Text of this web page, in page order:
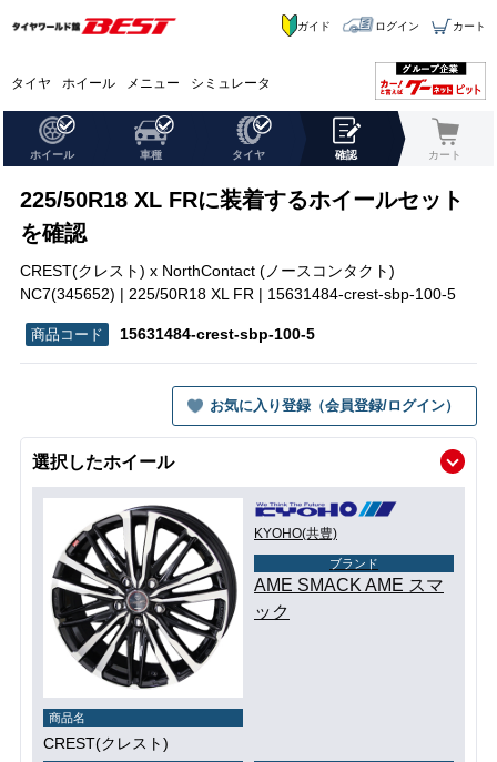
タイヤ ホイール メニュー シミュレータ
ガイド ログイン カート
ホイール 車種 タイヤ 確認 カート
225/50R18 XL FRに装着するホイールセット
を確認
CREST(クレスト) x NorthContact (ノースコンタクト)
NC7(345652) | 225/50R18 XL FR | 15631484-crest-sbp-100-5
15631484-crest-sbp-100-5
お気に入り登録（会員登録/ログイン）
選択したホイール
KYOHO(共豊)
ブランド
AME SMACK AME スマ
ック
商品名
CREST(クレスト)